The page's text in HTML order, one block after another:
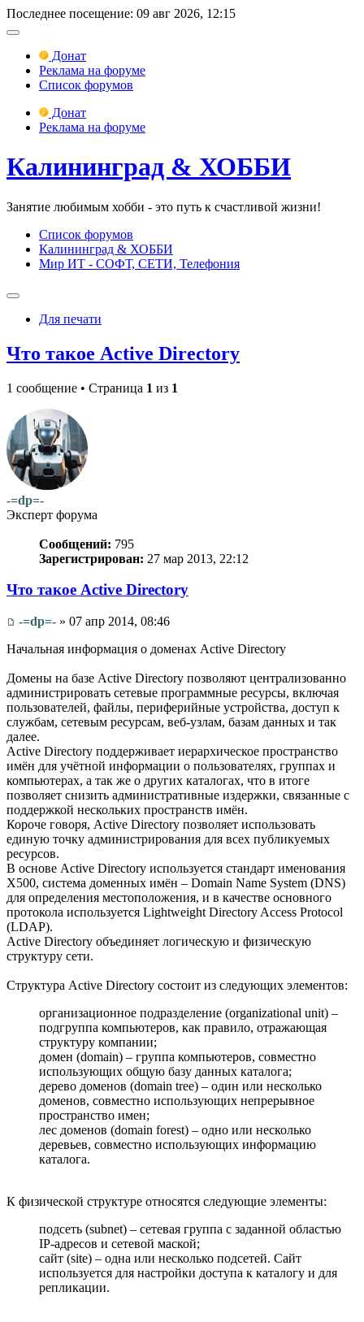
Последнее посещение: 09 авг 2026, 12:15
Донат
Реклама на форуме
Список форумов
Донат
Реклама на форуме
Калининград & ХОББИ
Занятие любимым хобби - это путь к счастливой жизни!
Список форумов
Калининград & ХОББИ
Мир ИТ - СОФТ, СЕТИ, Телефония
Для печати
Что такое Active Directory
1 сообщение • Страница 1 из 1
-=dp=-
Эксперт форума
Сообщений: 795
Зарегистрирован: 27 мар 2013, 22:12
Что такое Active Directory
-=dp=- » 07 апр 2014, 08:46
Начальная информация о доменах Active Directory
Домены на базе Active Directory позволяют централизованно
администрировать сетевые программные ресурсы, включая
пользователей, файлы, периферийные устройства, доступ к
службам, сетевым ресурсам, веб-узлам, базам данных и так
далее.
Active Directory поддерживает иерархическое пространство
имён для учётной информации о пользователях, группах и
компьютерах, а так же о других каталогах, что в итоге
позволяет снизить административные издержки, связанные с
поддержкой нескольких пространств имён.
Короче говоря, Active Directory позволяет использовать
единую точку администрирования для всех публикуемых
ресурсов.
В основе Active Directory используется стандарт именования
X500, система доменных имён – Domain Name System (DNS)
для определения местоположения, и в качестве основного
протокола используется Lightweight Directory Access Protocol
(LDAP).
Active Directory объединяет логическую и физическую
структуру сети.
Структура Active Directory состоит из следующих элементов:
организационное подразделение (organizational unit) –
подгруппа компьютеров, как правило, отражающая
структуру компании;
домен (domain) – группа компьютеров, совместно
использующих общую базу данных каталога;
дерево доменов (domain tree) – один или несколько
доменов, совместно использующих непрерывное
пространство имен;
лес доменов (domain forest) – одно или несколько
деревьев, совместно использующих информацию
каталога.
К физической структуре относятся следующие элементы:
подсеть (subnet) – сетевая группа с заданной областью
IP-адресов и сетевой маской;
сайт (site) – одна или несколько подсетей. Сайт
используется для настройки доступа к каталогу и для
репликации.